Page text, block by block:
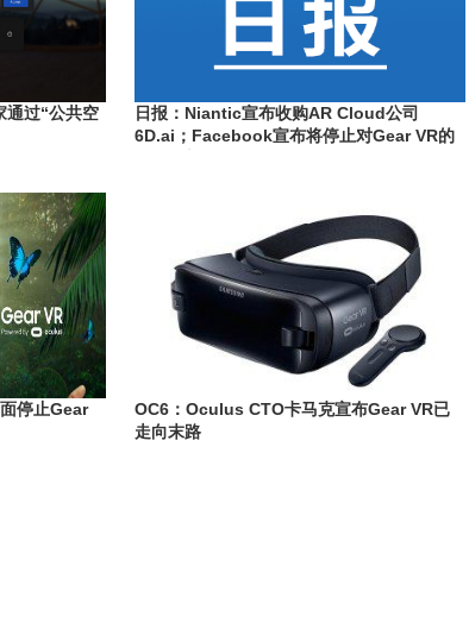
通过“公共空
日报：Niantic宣布收购AR Cloud公司
6D.ai；Facebook宣布将停止对Gear VR的
停止Gear
OC6：Oculus CTO卡马克宣布Gear VR已
走向末路